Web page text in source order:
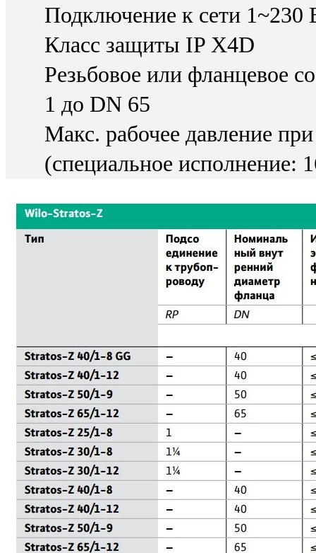
Подключение к сети 1~230
Класс защиты IP X4D
Резьбовое или фланцевое
1 до DN 65
Макс. рабочее давление
(специальное исполнение: